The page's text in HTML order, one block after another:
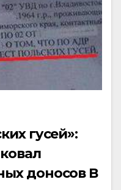
гусей»:
доносов В